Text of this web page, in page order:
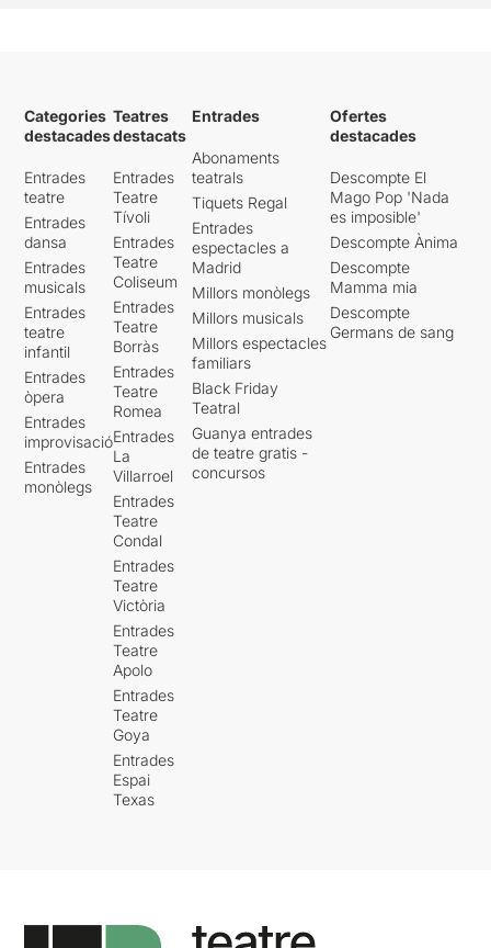
Categories
destacades
Entrades
teatre
Entrades
dansa
Entrades
musicals
Entrades
teatre
infantil
Entrades
òpera
Entrades
improvisació
Entrades
monòlegs
Teatres
destacats
Entrades
Teatre
Tívoli
Entrades
Teatre
Coliseum
Entrades
Teatre
Borràs
Entrades
Teatre
Romea
Entrades
La
Villarroel
Entrades
Teatre
Condal
Entrades
Teatre
Victòria
Entrades
Teatre
Apolo
Entrades
Teatre
Goya
Entrades
Espai
Texas
Entrades
Abonaments
teatrals
Tiquets Regal
Entrades
espectacles a
Madrid
Millors monòlegs
Millors musicals
Millors espectacles
familiars
Black Friday
Teatral
Guanya entrades
de teatre gratis -
concursos
Ofertes
destacades
Descompte El
Mago Pop 'Nada
es imposible'
Descompte Ànima
Descompte
Mamma mia
Descompte
Germans de sang